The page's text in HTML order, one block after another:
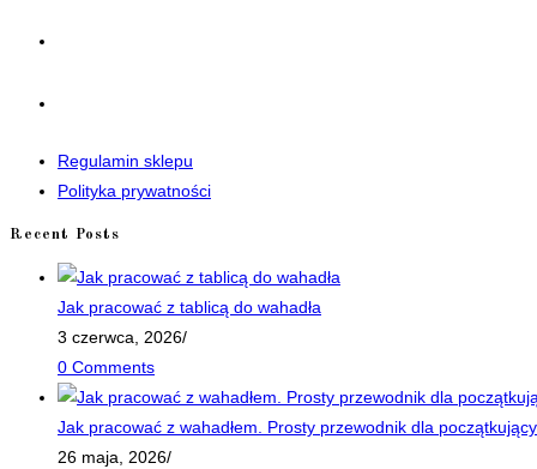
new
tab
Regulamin sklepu
Polityka prywatności
Recent Posts
Jak pracować z tablicą do wahadła
3 czerwca, 2026/
0 Comments
Jak pracować z wahadłem. Prosty przewodnik dla
26 maja, 2026/